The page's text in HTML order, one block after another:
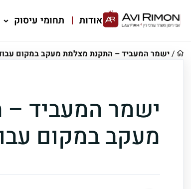
אודות תחומי עיסוק
/ישמר המעביד – התקנת מצלמת מעקב במקום
ישמר המעביד
מעקב במקום